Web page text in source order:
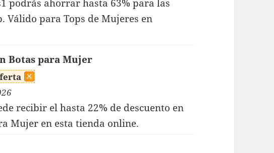
podrás ahorrar hasta 63% para las
Válido para Tops de Mujeres en
Botas para Mujer
recibir el hasta 22% de descuento en
Mujer en esta tienda online.